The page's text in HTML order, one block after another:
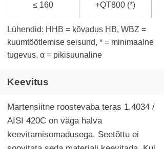
≤ 160 +QT800 (*)
Lühendid: HHB = kõvadus HB, WBZ =
kuumtöötlemise seisund, * = minimaalne
tugevus, α = pikisuunaline
Keevitus
Martensiitne roostevaba teras 1.4034 /
AISI 420C on väga halva
keevitamisomadusega. Seetõttu ei